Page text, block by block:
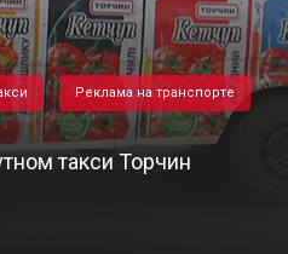
Реклама на транспорте
такси Торчин